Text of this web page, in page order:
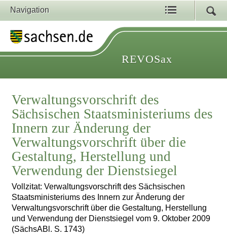
Navigation
REVOSax
Verwaltungsvorschrift des
Sächsischen Staatsministeriums des
Innern zur Änderung der
Verwaltungsvorschrift über die
Gestaltung, Herstellung und
Verwendung der Dienstsiegel
Vollzitat: Verwaltungsvorschrift des Sächsischen
Staatsministeriums des Innern zur Änderung der
Verwaltungsvorschrift über die Gestaltung, Herstellung
und Verwendung der Dienstsiegel vom 9. Oktober 2009
(SächsABl. S. 1743)